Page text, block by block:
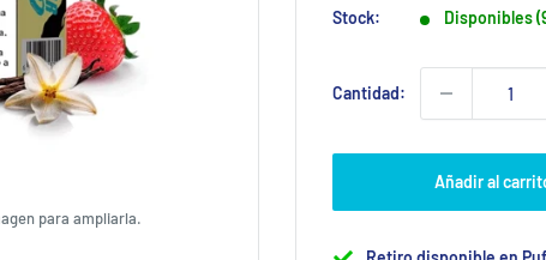
para ampliarla.
Stock: Disponibles
Cantidad:
Añadir al